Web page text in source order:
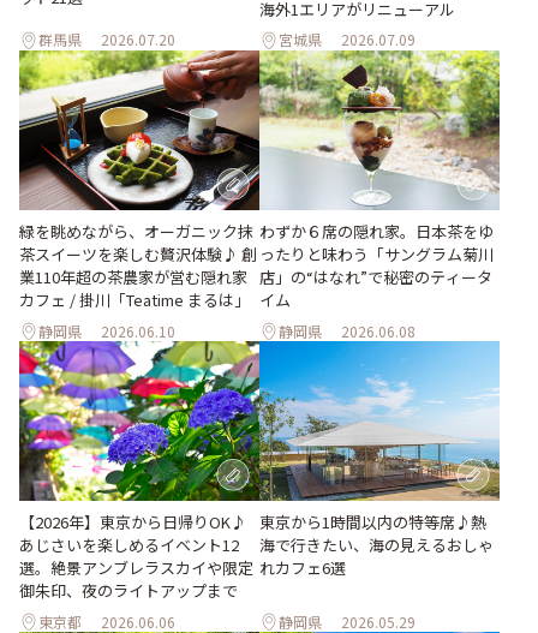
群馬県 2026.07.20
海外1エリアがリニューアル
宮城県 2026.07.09
緑を眺めながら、オーガニック抹
茶スイーツを楽しむ贅沢体験♪ 創
業110年超の茶農家が営む隠れ家
カフェ / 掛川「Teatime まるは」
静岡県 2026.06.10
わずか６席の隠れ家。日本茶をゆ
ったりと味わう「サングラム菊川
店」の“はなれ”で秘密のティータ
イム
静岡県 2026.06.08
【2026年】東京から日帰りOK♪
あじさいを楽しめるイベント12
選。絶景アンブレラスカイや限定
御朱印、夜のライトアップまで
東京都 2026.06.06
東京から1時間以内の特等席♪熱
海で行きたい、海の見えるおしゃ
れカフェ6選
静岡県 2026.05.29